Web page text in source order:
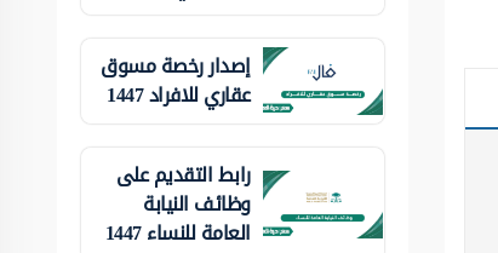
إصدار رخصة مسوق
عقاري للافراد 1447
رابط التقديم على
وظائف النيابة
العامة للنساء 1447